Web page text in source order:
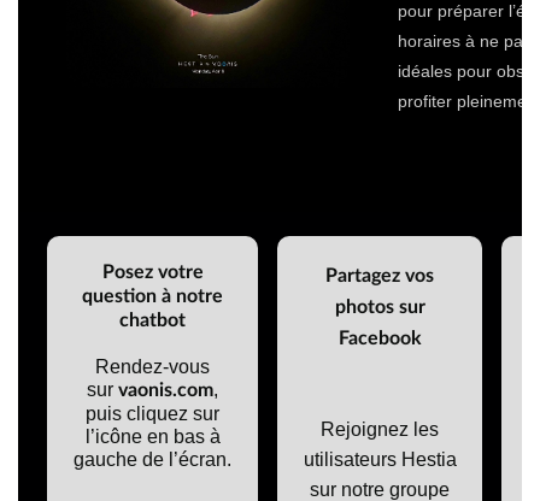
pour préparer
horaires à ne pas
idéales pour
profiter
Posez votre
question à notre
chatbot
Rendez-vous
sur vaonis.com,
puis cliquez sur
l’icône en bas à
gauche de l’écran.
Partagez vos
photos sur
Facebook
Rejoignez les
utilisateurs Hestia
sur notre groupe